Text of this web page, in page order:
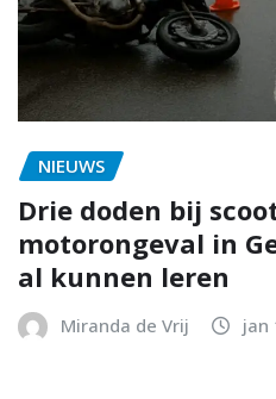
NIEUWS
Drie doden bij
motorongeval in
al kunnen leren
Miranda de Vrij jan